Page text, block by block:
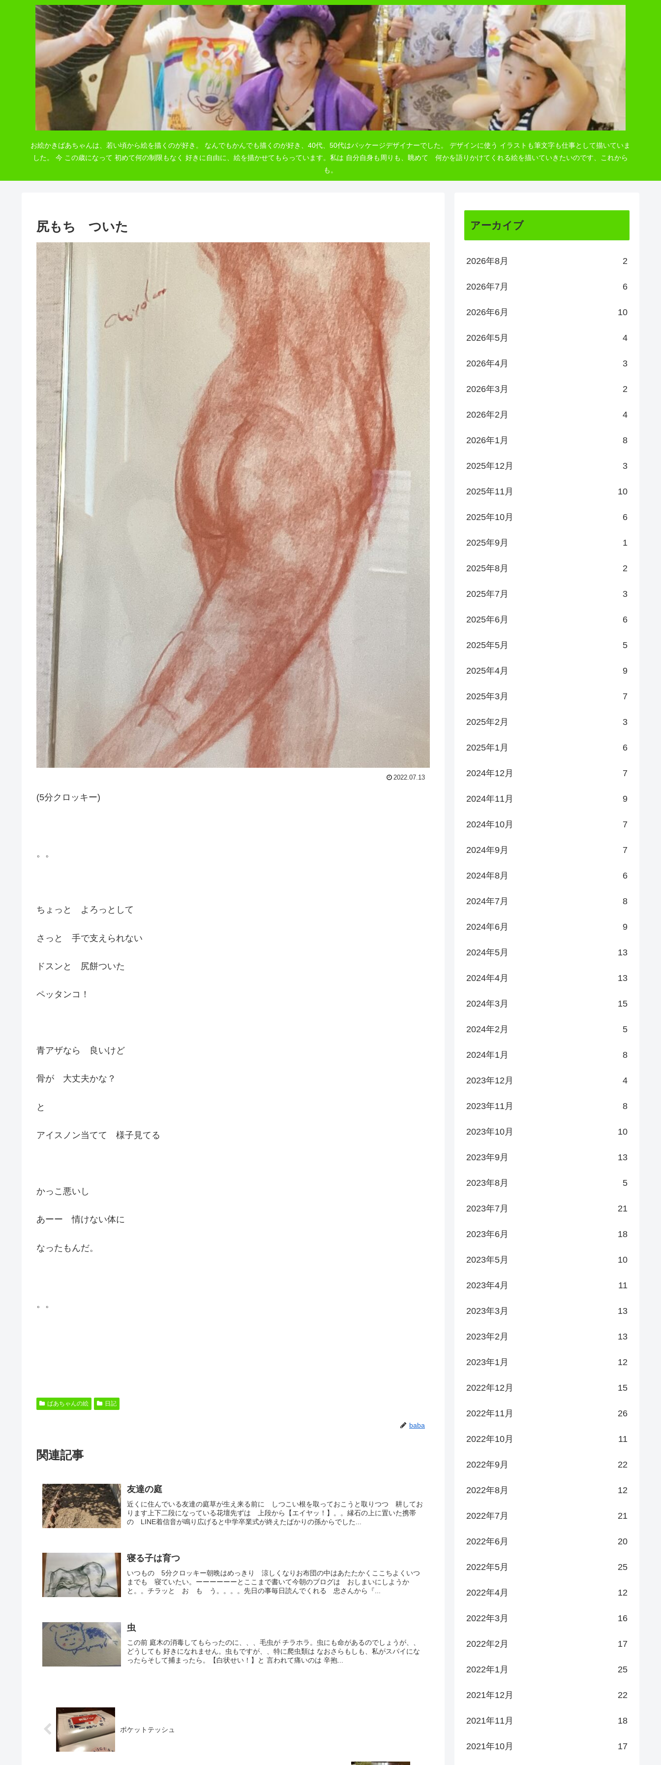
お絵かきばあちゃんは、若い頃から絵を描くのが好き。 なんでもかんでも描くのが好き、40代、50代はパッケージデザイナーでした。 デザインに使う イラストも筆文字も仕事として描いていま
した。 今 この歳になって 初めて何の制限もなく 好きに自由に、絵を描かせてもらっています。私は 自分自身も周りも、眺めて 何かを語りかけてくれる絵を描いていきたいのです、これから
も。
尻もち ついた
2022.07.13
(5分クロッキー)
。。
ちょっと よろっとして
さっと 手で支えられない
ドスンと 尻餅ついた
ペッタンコ！
青アザなら 良いけど
骨が 大丈夫かな？
と
アイスノン当てて 様子見てる
かっこ悪いし
あーー 情けない体に
なったもんだ。
。。
ばあちゃんの絵 日記
baba
関連記事
友達の庭
近くに住んでいる友達の庭草が生え来る前に しつこい根を取っておこうと取りつつ 耕してお
ります上下二段になっている花壇先ずは 上段から【エイヤッ！】。。縁石の上に置いた携帯
の LINE着信音が鳴り広げると中学卒業式が終えたばかりの孫からでした...
寝る子は育つ
いつもの 5分クロッキー朝晩はめっきり 涼しくなりお布団の中はあたたかくここちよくいつ
までも 寝ていたい。ーーーーーーとここまで書いて今朝のブログは おしまいにしようか
と。。チラッと お も う。。。。先日の事毎日読んでくれる 忠さんから『...
虫
この前 庭木の消毒してもらったのに、、、毛虫が チラホラ。虫にも命があるのでしょうが、、
どうしても 好きになれません。虫もですが、、特に爬虫類は なおさらもしも、私がスパイにな
ったらそして捕まったら。【白状せい！】と 言われて痛いのは 辛抱...
ポケットテッシュ
アーカイブ
2026年8月 2
2026年7月 6
2026年6月 10
2026年5月 4
2026年4月 3
2026年3月 2
2026年2月 4
2026年1月 8
2025年12月 3
2025年11月 10
2025年10月 6
2025年9月 1
2025年8月 2
2025年7月 3
2025年6月 6
2025年5月 5
2025年4月 9
2025年3月 7
2025年2月 3
2025年1月 6
2024年12月 7
2024年11月 9
2024年10月 7
2024年9月 7
2024年8月 6
2024年7月 8
2024年6月 9
2024年5月 13
2024年4月 13
2024年3月 15
2024年2月 5
2024年1月 8
2023年12月 4
2023年11月 8
2023年10月 10
2023年9月 13
2023年8月 5
2023年7月 21
2023年6月 18
2023年5月 10
2023年4月 11
2023年3月 13
2023年2月 13
2023年1月 12
2022年12月 15
2022年11月 26
2022年10月 11
2022年9月 22
2022年8月 12
2022年7月 21
2022年6月 20
2022年5月 25
2022年4月 12
2022年3月 16
2022年2月 17
2022年1月 25
2021年12月 22
2021年11月 18
2021年10月 17